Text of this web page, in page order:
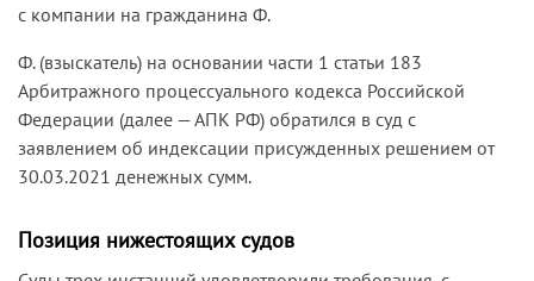
с компании на гражданина Ф.
Ф. (взыскатель) на основании части 1 статьи 183
Арбитражного процессуального кодекса Российской
Федерации (далее — АПК РФ) обратился в суд с
заявлением об индексации присужденных решением от
30.03.2021 денежных сумм.
Позиция нижестоящих судов